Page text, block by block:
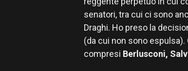
senatori, tra cui ci sono
Draghi. Ho preso la
(da cui non sono
compresi Berlusconi,